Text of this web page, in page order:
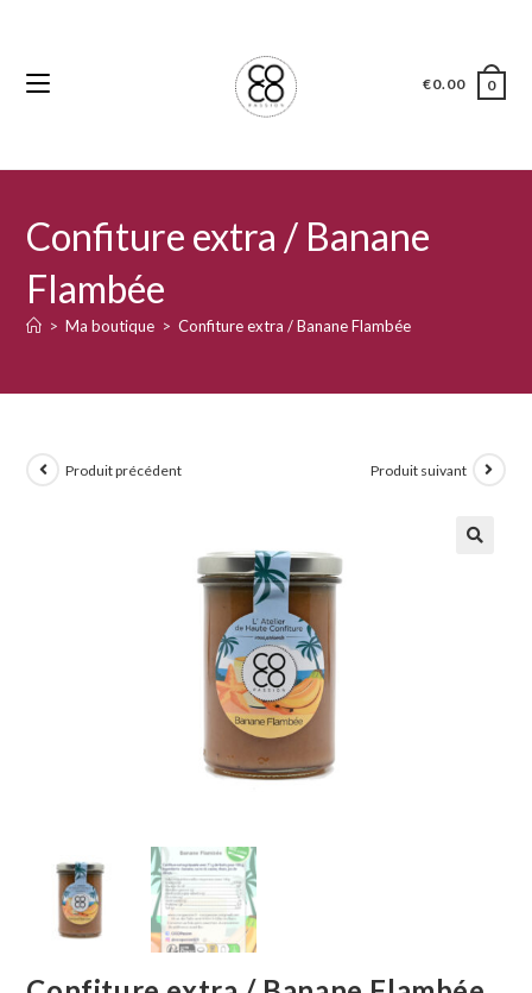
€0.00 0
Confiture extra / Banane
Flambée
> Ma boutique > Confiture extra / Banane Flambée
Produit précédent Produit suivant